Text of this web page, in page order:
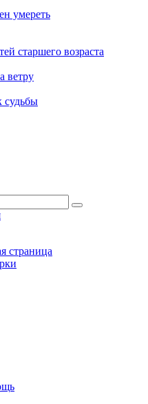
умереть
старшего возраста
ветру
судьбы
стра­ни­ца